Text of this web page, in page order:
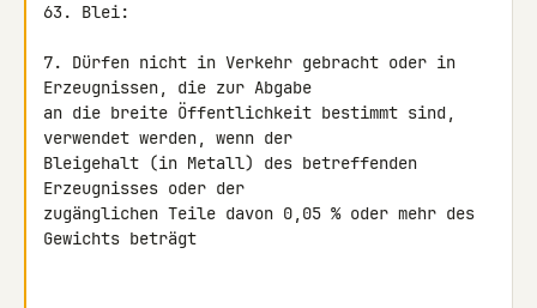
63. Blei:
7. Dürfen nicht in Verkehr gebracht oder in
Erzeugnissen, die zur Abgabe
an die breite Öffentlichkeit bestimmt sind,
verwendet werden, wenn der
Bleigehalt (in Metall) des betreffenden
Erzeugnisses oder der
zugänglichen Teile davon 0,05 % oder mehr des
Gewichts beträgt